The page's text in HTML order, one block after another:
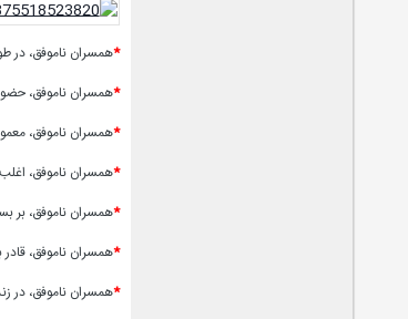
*همسران ناموفق، در
*همسران ناموفق،
*همسران ناموفق،
*همسران ناموفق،
*همسران ناموفق، بر
*همسران ناموفق،
*همسران ناموفق، در